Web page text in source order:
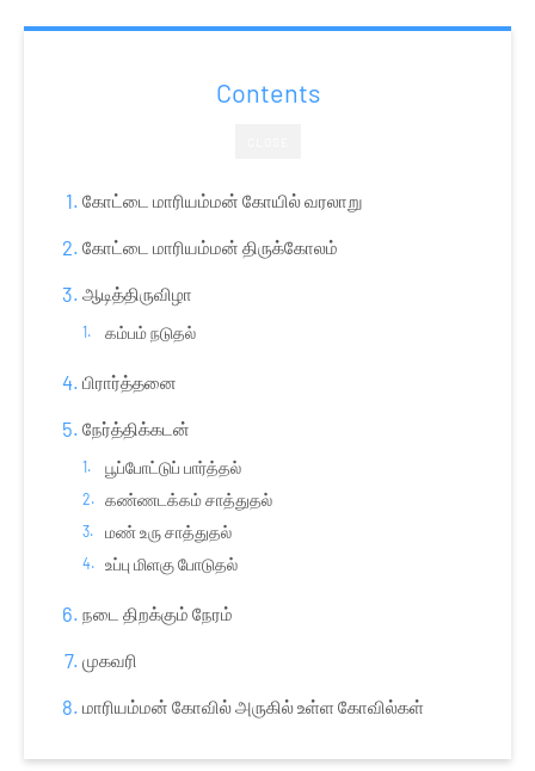
Contents
கோட்டை மாரியம்மன் கோயில் வரலாறு
கோட்டை மாரியம்மன் திருக்கோலம்
ஆடித்திருவிழா
கம்பம் நடுதல்
பிரார்த்தனை
நேர்த்திக்கடன்
பூப்போட்டுப் பார்த்தல்
கண்ணடக்கம் சாத்துதல்
மண் உரு சாத்துதல்
உப்பு மிளகு போடுதல்
நடை திறக்கும் நேரம்
முகவரி
மாரியம்மன் கோவில் அருகில் உள்ள கோவில்கள்